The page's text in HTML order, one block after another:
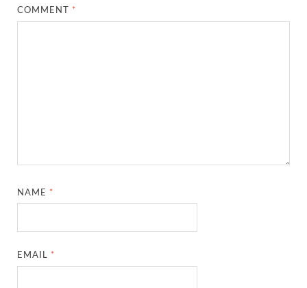
COMMENT *
NAME *
EMAIL *